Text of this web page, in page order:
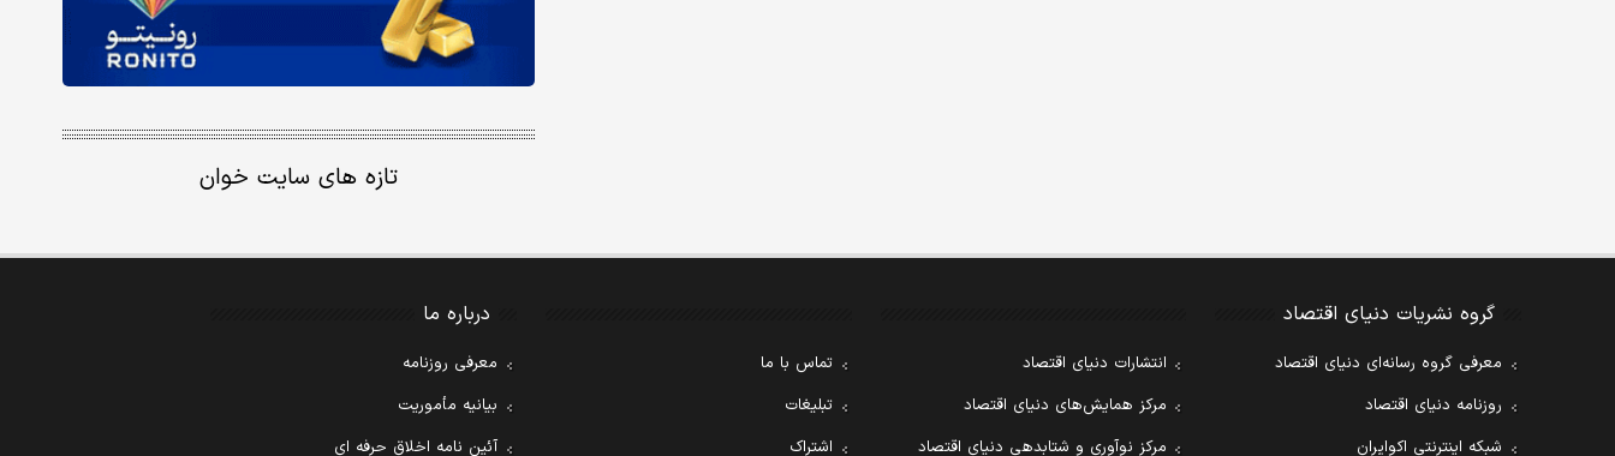
تازه های سایت خوان
گروه نشریات دنیای اقتصاد
معرفی گروه رسانه‌ای دنیای اقتصاد
روزنامه دنیای اقتصاد
شبکه اینترنتی اکوایران
انتشارات دنیای اقتصاد
مرکز همایش‌های دنیای اقتصاد
مرکز نوآوری و شتابدهی دنیای اقتصاد
تماس با ما
تبلیغات
اشتراک
درباره ما
معرفی روزنامه
بیانیه مأموریت
آئین نامه اخلاق حرفه ای